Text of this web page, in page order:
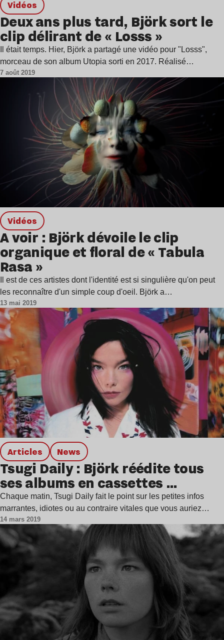
Vidéos
Deux ans plus tard, Björk sort le
clip délirant de « Losss »
Il était temps. Hier, Björk a partagé une vidéo pour "Losss",
morceau de son album Utopia sorti en 2017. Réalisé…
7 août 2019
Vidéos
A voir : Björk dévoile le clip
organique et floral de « Tabula
Rasa »
Il est de ces artistes dont l'identité est si singulière qu'on peut
les reconnaître d'un simple coup d'oeil. Björk a…
13 mai 2019
Articles news
Tsugi Daily : Björk réédite tous
ses albums en cassettes …
Chaque matin, Tsugi Daily fait le point sur les petites infos
marrantes, idiotes ou au contraire vitales que vous auriez…
14 mars 2019